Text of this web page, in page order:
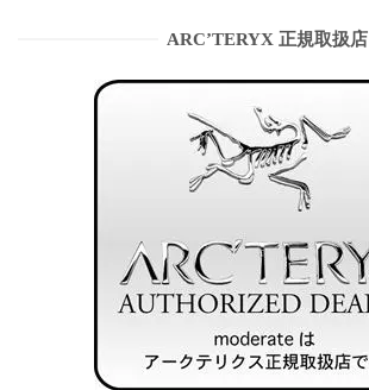
ARC’TERYX 正規取扱店